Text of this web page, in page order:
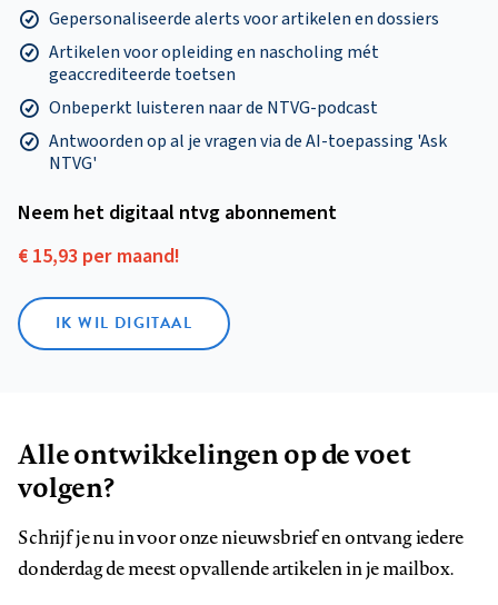
Gepersonaliseerde alerts voor artikelen en dossiers
Artikelen voor opleiding en nascholing mét
geaccrediteerde toetsen
Onbeperkt luisteren naar de NTVG-podcast
Antwoorden op al je vragen via de AI-toepassing 'Ask
NTVG'
Neem het digitaal ntvg abonnement
€ 15,93 per maand!
IK WIL DIGITAAL
Alle ontwikkelingen op de voet
volgen?
Schrijf je nu in voor onze nieuwsbrief en ontvang iedere
donderdag de meest opvallende artikelen in je mailbox.